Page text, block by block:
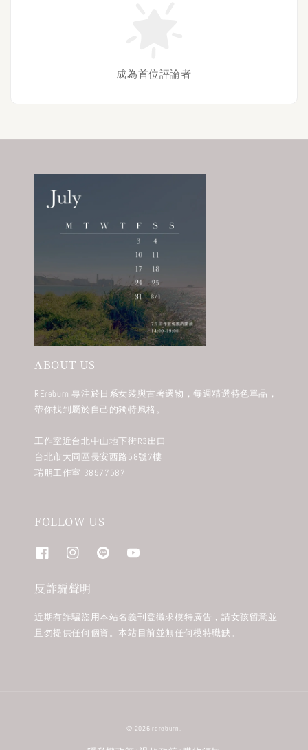
成為首位評論者
ABOUT US
REreburn 專注於日系女裝與古著選物，每週精選特色單品，
帶你找到屬於自己的獨特風格。
工作室近台北中山地下街R3出口
台北市大同區長安西路58號7樓
瑞朋工作室 38577587
FOLLOW US
反詐騙聲明
近期有詐騙盜用本站名義刊登徵求模特廣告，請女孩留意並
且勿提供任何個資。本站目前並無任何模特職缺。
© 2026 rereburn.